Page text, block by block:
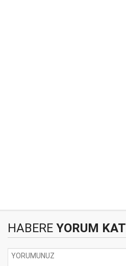
HABERE YORUM KAT